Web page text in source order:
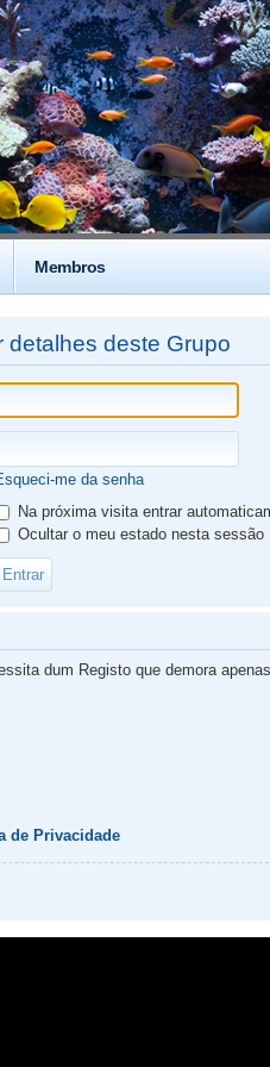
Membros
detalhes deste Grupo
me da senha
Na próxima visita entrar
Ocultar o meu estado nesta sessão
dum Registo que demora
de Privacidade